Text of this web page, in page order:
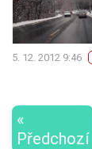
5. 12. 2012 9:46
«
Předchozí